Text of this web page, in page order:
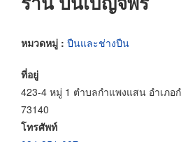
หมวดหมู่ : ปืนและช่างปืน
ที่อยู่
423-4 หมู่ 1 ตำบลกำแพงแสน อำเภ
73140
โทรศัพท์